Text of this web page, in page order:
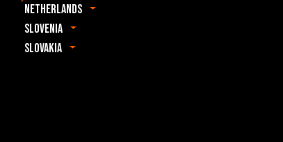
Netherlands
Slovenia
Slovakia